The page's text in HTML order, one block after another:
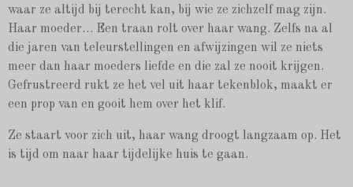
waar ze altijd bij terecht kan, bij wie ze zichzelf mag zijn.
Haar moeder… Een traan rolt over haar wang. Zelfs na al
die jaren van teleurstellingen en afwijzingen wil ze niets
meer dan haar moeders liefde en die zal ze nooit krijgen.
Gefrustreerd rukt ze het vel uit haar tekenblok, maakt er
een prop van en gooit hem over het klif.
Ze staart voor zich uit, haar wang droogt langzaam op. Het
is tijd om naar haar tijdelijke huis te gaan.